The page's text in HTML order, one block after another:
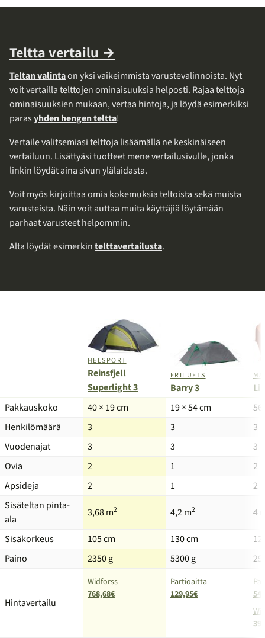
Teltta vertailu →
Teltan valintaon yksi vaikeimmista varustevalinnoista. Nyt
voit vertailla telttojen ominaisuuksia helposti. Rajaa telttoja
ominaisuuksien mukaan, vertaa hintoja, ja löydä esimerkiksi
parasyhden hengen teltta!
Vertaile valitsemiasi telttoja lisäämällä ne keskinäiseen
vertailuun. Lisättyäsi tuotteet mene vertailusivulle, jonka
linkin löydät aina sivun ylälaidasta.
Voit myös kirjoittaa omia kokemuksia teltoista sekä muista
varusteista. Näin voit auttaa muita käyttäjiä löytämään
parhaat varusteet helpommin.
Alta löydät esimerkintelttavertailusta.
Tuote
HELSPORT
Reinsfjell
Superlight 3
FRILUFTS
Barry 3
Pakkauskoko
40 × 19 cm 19 × 54 cm
56
Henkilömäärä
3 3
3
Vuodenajat
3 3
3
Ovia
2 1
2
Apsideja
2 1
2
Sisäteltan pinta-
ala
3,68 m2 4,2 m2 4
Sisäkorkeus 105 cm 130 cm
Paino
2350 g 5300 g
Hintavertailu
Widforss
768,68€
Partioaitta
129,95€